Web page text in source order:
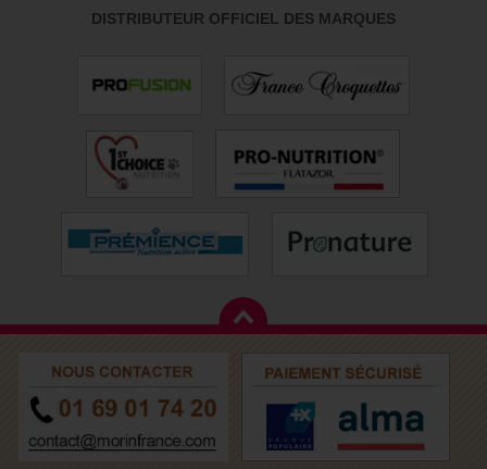
DISTRIBUTEUR OFFICIEL DES MARQUES